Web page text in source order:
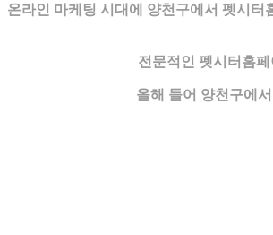
온라인 마케팅 시대에 양천구에서 펫시
전문적인 펫시터홈
올해 들어 양천구에